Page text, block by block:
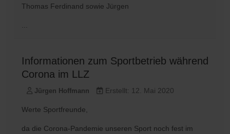
Thomas Ferdinand sowie Jürgen
Informationen zum Sportbetrieb während
Corona im LLZ
Jürgen Hoffmann Erstellt: 12. Mai 2020
Werte Sportfreunde,
da die Corona-Pandemie unseren Sport noch fest im